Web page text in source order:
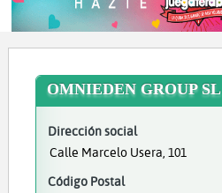
OMNIEDEN GROUP SL
Dirección social
Calle Marcelo Usera, 101
Código Postal